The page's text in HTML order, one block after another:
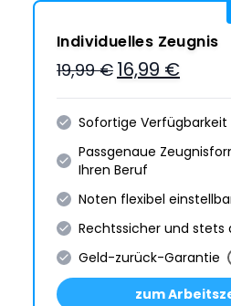
Individuelles Zeugnis
19,99 € 16,99 €
Sofortige Verfügbarkeit
Passgenaue
Ihren Beruf
Noten flexibel
Rechtssicher und stets
Geld-zurück-Garantie
zum